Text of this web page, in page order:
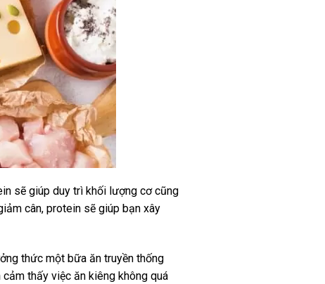
sẽ giúp duy trì khối lượng cơ cũng
cân, protein sẽ giúp bạn xây
thức một bữa ăn truyền thống
thấy việc ăn kiêng không quá